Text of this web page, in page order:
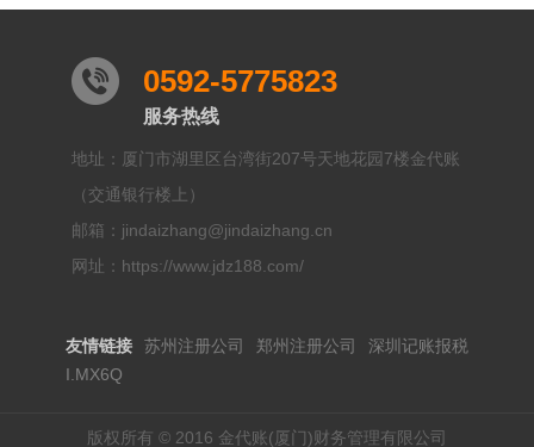
0592-5775823
服务热线
地址：厦门市湖里区台湾街207号天地花园7楼金代账
（交通银行楼上）
邮箱：jindaizhang@jindaizhang.cn
网址：https://www.jdz188.com/
友情链接 苏州注册公司 郑州注册公司
深圳记账报税
I.MX6Q
版权所有 © 2016 金代账(厦门)财务管理有限公司